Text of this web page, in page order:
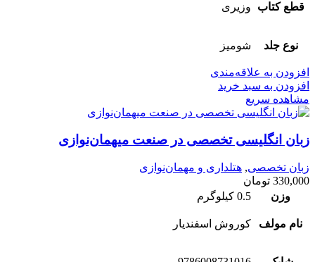
قطع کتاب وزیری
نوع جلد شومیز
افزودن به علاقه‌مندی
افزودن به سبد خرید
مشاهده سریع
زبان انگلیسی تخصصی در صنعت میهمان‌نوازی
زبان تخصصی, هتلداری و مهمان‌نوازی
330,000 تومان
وزن
0.5 کیلوگرم
نام مولف کوروش اسفندیار